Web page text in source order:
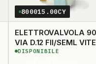
800015.00CY
ELETTROVALVOLA 90 UNA
VIA D.12 FII/SEML VITE
DISPONIBILE